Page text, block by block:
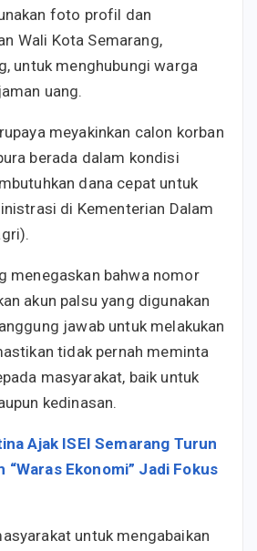
foto profil dan
Wali Kota Semarang,
untuk menghubungi warga
uang.
meyakinkan calon korban
berada dalam kondisi
dana cepat untuk
di Kementerian Dalam
menegaskan bahwa nomor
akun palsu yang digunakan
jawab untuk melakukan
tidak pernah meminta
masyarakat, baik untuk
kedinasan.
Ajak ISEI Semarang Turun
“Waras Ekonomi” Jadi Fokus
untuk mengabaikan